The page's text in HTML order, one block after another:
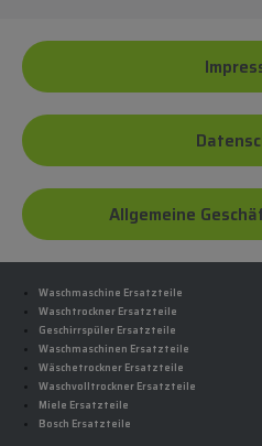
Allgemeine
Waschmaschine Ersatzteile
Waschtrockner Ersatzteile
Geschirrspüler Ersatzteile
Waschmaschinen Ersatzteile
Wäschetrockner Ersatzteile
Waschvolltrockner Ersatzteile
Miele Ersatzteile
Bosch Ersatzteile